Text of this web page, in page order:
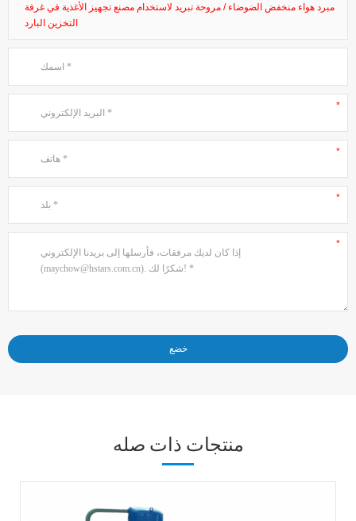
مبرد هواء منخفض الضوضاء / مروحة تبريد لاستخدام مصنع تجهيز الأغذية في غرفة
التخزين البارد
منتجات ذات صله